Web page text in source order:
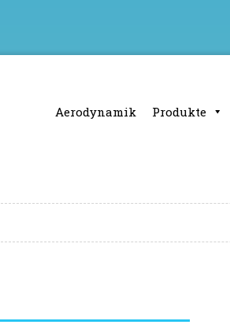
Aerodynamik Produkte